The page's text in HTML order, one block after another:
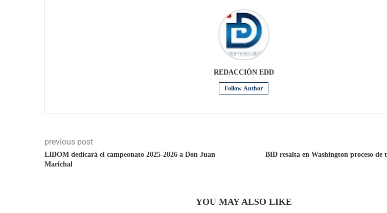
REDACCIÒN EDD
Follow Author
previous post
LIDOM dedicará el campeonato 2025-2026 a Don Juan
Marichal
BID resalta en Washington proceso de
YOU MAY ALSO LIKE